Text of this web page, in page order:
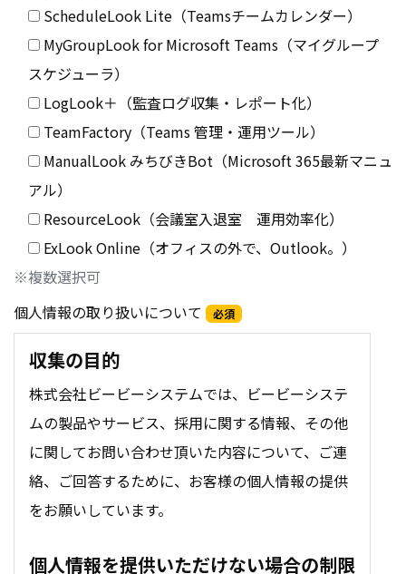
ScheduleLook Lite（Teamsチームカレンダー）
MyGroupLook for Microsoft Teams（マイグループ
スケジューラ）
LogLook＋（監査ログ収集・レポート化）
TeamFactory（Teams 管理・運用ツール）
ManualLook みちびきBot（Microsoft 365最新マニュ
アル）
ResourceLook（会議室入退室 運用効率化）
ExLook Online（オフィスの外で、Outlook。）
※複数選択可
個人情報の取り扱いについて
必須
収集の目的
株式会社ビービーシステムでは、ビービーシステ
ムの製品やサービス、採用に関する情報、その他
に関してお問い合わせ頂いた内容について、ご連
絡、ご回答するために、お客様の個人情報の提供
をお願いしています。
個人情報を提供いただけない場合の制限